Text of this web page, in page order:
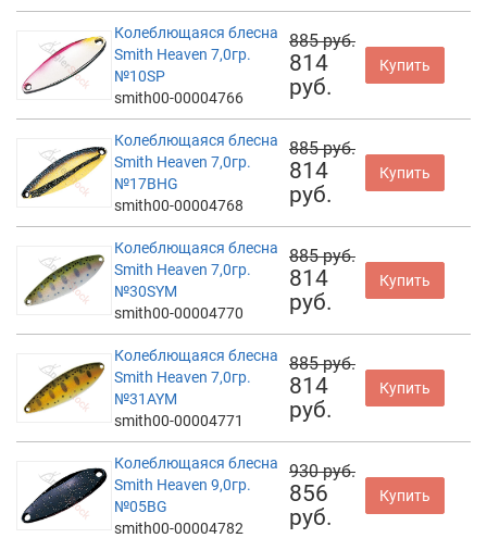
Колеблющаяся блесна
Smith Heaven 7,0гр.
№10SP
smith00-00004766
885 руб.
814
руб.
Купить
Колеблющаяся блесна
Smith Heaven 7,0гр.
№17BHG
smith00-00004768
885 руб.
814
руб.
Купить
Колеблющаяся блесна
Smith Heaven 7,0гр.
№30SYM
smith00-00004770
885 руб.
814
руб.
Купить
Колеблющаяся блесна
Smith Heaven 7,0гр.
№31AYM
smith00-00004771
885 руб.
814
руб.
Купить
Колеблющаяся блесна
Smith Heaven 9,0гр.
№05BG
smith00-00004782
930 руб.
856
руб.
Купить